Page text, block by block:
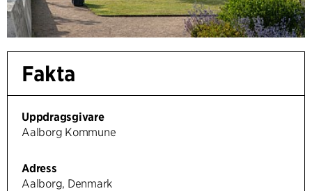
Fakta
Uppdragsgivare
Aalborg Kommune
Adress
Aalborg, Denmark